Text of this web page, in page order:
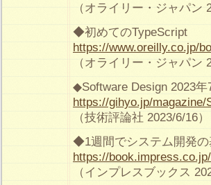
（オライリー・ジャパン
◆初めてのTypeScript
https://www.oreilly.co.jp/
（オライリー・ジャパン
◆Software Design 2023年
https://gihyo.jp/magazine/
（技術評論社 2023/6/16）
◆1週間でシステム開発の
https://
（インプレスブックス